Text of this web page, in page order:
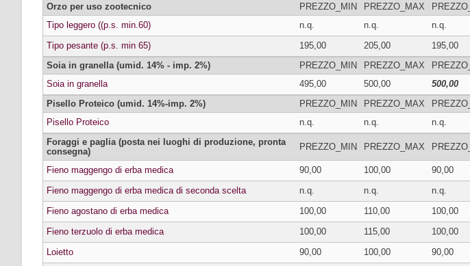
Orzo per uso zootecnico
PREZZO_MIN PREZZO_MAX
Tipo leggero ((p.s. min.60)
n.q. n.q. n.q.
Tipo pesante (p.s. min 65)
195,00 205,00 195,00
Soia in granella (umid. 14% - imp. 2%)
PREZZO_MIN PREZZO_MAX
Soia in granella
495,00 500,00 500,00
Pisello Proteico (umid. 14%-imp. 2%)
PREZZO_MIN PREZZO_MAX
Pisello Proteico
n.q. n.q. n.q.
Foraggi e paglia (posta nei luoghi di produzione, pronta
consegna)
PREZZO_MIN PREZZO_MAX
Fieno maggengo di erba medica 90,00 100,00 90,00
Fieno maggengo di erba medica di seconda scelta
n.q. n.q. n.q.
Fieno agostano di erba medica
100,00 110,00 100,00
Fieno terzuolo di erba medica
100,00 115,00 100,00
Loietto
90,00 100,00 90,00